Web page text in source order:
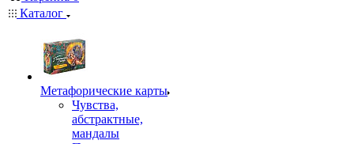
Каталог
Mетафорические карты
Чувства,
абстрактные,
мандалы